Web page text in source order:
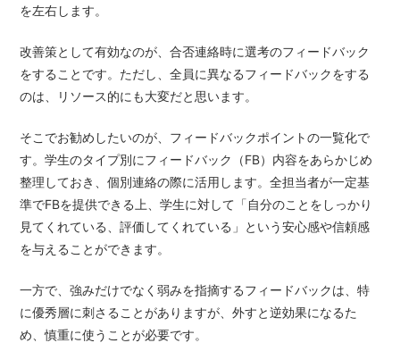
を左右します。
改善策として有効なのが、合否連絡時に選考のフィードバック
をすることです。ただし、全員に異なるフィードバックをする
のは、リソース的にも大変だと思います。
そこでお勧めしたいのが、フィードバックポイントの一覧化で
す。学生のタイプ別にフィードバック（FB）内容をあらかじめ
整理しておき、個別連絡の際に活用します。全担当者が一定基
準でFBを提供できる上、学生に対して「自分のことをしっかり
見てくれている、評価してくれている」という安心感や信頼感
を与えることができます。
一方で、強みだけでなく弱みを指摘するフィードバックは、特
に優秀層に刺さることがありますが、外すと逆効果になるた
め、慎重に使うことが必要です。